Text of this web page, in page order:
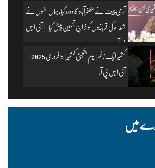
آرمی چیف نے مظفرآباد کا دورہ کیا، جہاں انہوں نے
شہداء کی قربانیوں کو خراجِ تحسین پیش کیا۔ | آئی ایس
پی آر
کشمیر ایک زخم | یومِ یکجہتی کشمیر | 5 فروری 2025 |
آئی ایس پی آر
میں